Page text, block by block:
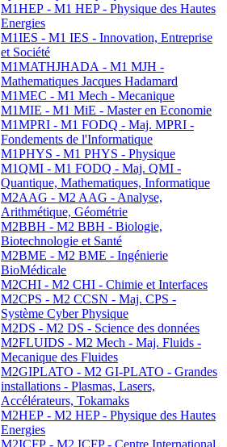
M1HEP - M1 HEP - Physique des Hautes
Energies
M1IES - M1 IES - Innovation, Entreprise
et Société
M1MATHJHADA - M1 MJH -
Mathematiques Jacques Hadamard
M1MEC - M1 Mech - Mecanique
M1MIE - M1 MiE - Master en Economie
M1MPRI - M1 FODQ - Maj. MPRI -
Fondements de l'Informatique
M1PHYS - M1 PHYS - Physique
M1QMI - M1 FODQ - Maj. QMI -
Quantique, Mathematiques, Informatique
M2AAG - M2 AAG - Analyse,
Arithmétique, Géométrie
M2BBH - M2 BBH - Biologie,
Biotechnologie et Santé
M2BME - M2 BME - Ingénierie
BioMédicale
M2CHI - M2 CHI - Chimie et Interfaces
M2CPS - M2 CCSN - Maj. CPS -
Système Cyber Physique
M2DS - M2 DS - Science des données
M2FLUIDS - M2 Mech - Maj. Fluids -
Mecanique des Fluides
M2GIPLATO - M2 GI-PLATO - Grandes
installations - Plasmas, Lasers,
Accélérateurs, Tokamaks
M2HEP - M2 HEP - Physique des Hautes
Energies
M2ICFP - M2 ICFP - Centre International